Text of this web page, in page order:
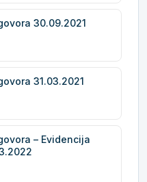
30.09.2021
31.03.2021
– Evidencija